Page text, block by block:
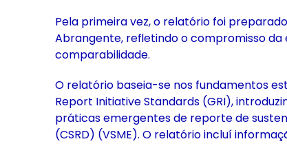
Pela primeira vez, o relatório foi
Abrangente, refletindo o compromisso
comparabilidade.
O relatório baseia-se nos fundamentos
Report Initiative Standards (GRI),
práticas emergentes de reporte de
(CSRD) (VSME). O relatório incluí